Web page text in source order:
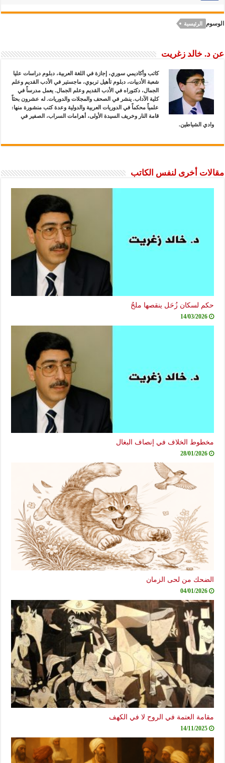
الوسوم الرئيسية
عن د. خالد زغريت
كاتب وأكاديمي سوري، إجازة في اللغة العربية، دبلوم دراسات عليا
شعبة الأدبيات، دبلوم تأهيل تربوي، ماجستير في الأدب القديم وعلم
الجمال، دكتوراه في الأدب القديم وعلم الجمال. يعمل مدرساً في
كلية الآداب. ينشر في الصحف والمجلات والدوريات. له عشرون بحثاً
علمياً محكماً في الدوريات العربية والدولية وعدة كتب منشورة منها:
قامة النار وخريف السيدة الأولى، أهرامات السراب، الصفير في
وادي الشياطين.
مقالات أخرى لنفس الكاتب
حكم لسكان زُحَل ينقصها ملحٌ
14/03/2026
مخطوط الخلاف في إنصاف البغال
28/01/2026
الضحك من لحى الزمان
04/01/2026
مقامة العتمة في الروح لا في الكهف
14/11/2025